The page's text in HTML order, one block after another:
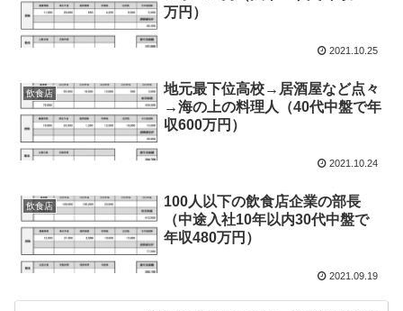
万円）
2021.10.25
飲食店
地元最下位高校→居酒屋など点々
→海の上の料理人（40代中盤で年
収600万円）
2021.10.24
飲食店
100人以下の飲食店企業の部長
（中途入社10年以内30代中盤で
年収480万円）
2021.09.19